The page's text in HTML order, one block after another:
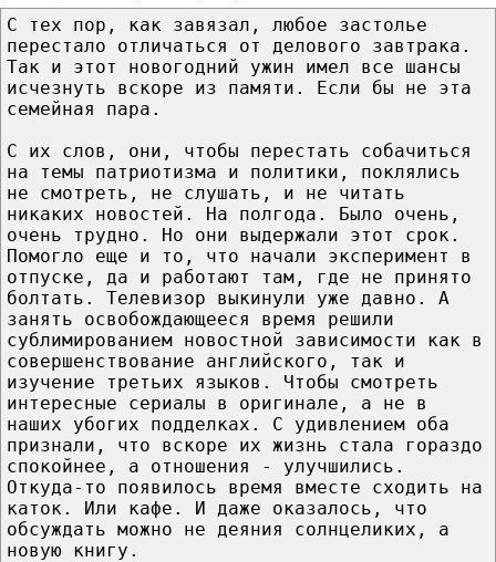
С тех пор, как завязал, любое застолье
перестало отличаться от делового завтрака.
Так и этот новогодний ужин имел все шансы
исчезнуть вскоре из памяти. Если бы не эта
семейная пара.
С их слов, они, чтобы перестать собачиться
на темы патриотизма и политики, поклялись
не смотреть, не слушать, и не читать
никаких новостей. На полгода. Было очень,
очень трудно. Но они выдержали этот срок.
Помогло еще и то, что начали эксперимент в
отпуске, да и работают там, где не принято
болтать. Телевизор выкинули уже давно. А
занять освобождающееся время решили
сублимированием новостной зависимости как в
совершенствование английского, так и
изучение третьих языков. Чтобы смотреть
интересные сериалы в оригинале, а не в
наших убогих подделках. С удивлением оба
признали, что вскоре их жизнь стала гораздо
спокойнее, а отношения - улучшились.
Откуда-то появилось время вместе сходить на
каток. Или кафе. И даже оказалось, что
обсуждать можно не деяния солнцеликих, а
новую книгу.